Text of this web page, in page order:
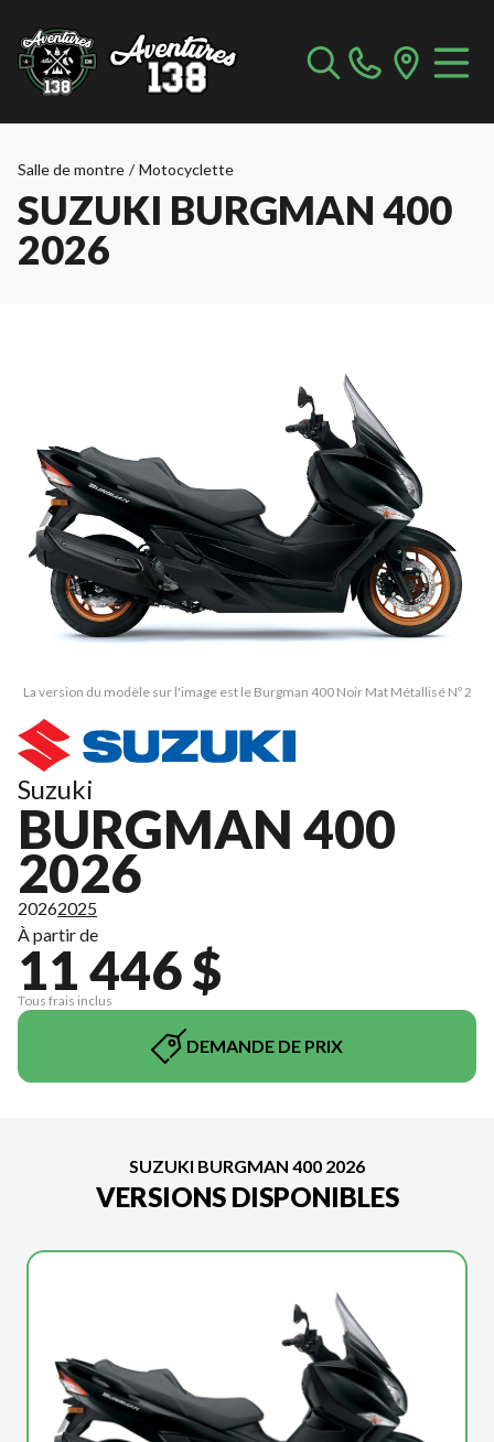
Salle de montre / Motocyclette
SUZUKI BURGMAN 400
2026
La version du modèle sur l'image est le Burgman 400 Noir Mat Métallisé Nº 2
Suzuki
BURGMAN 400
2026
20262025
À partir de
11 446 $
Tous frais inclus
DEMANDE DE PRIX
SUZUKI BURGMAN 400 2026
VERSIONS DISPONIBLES